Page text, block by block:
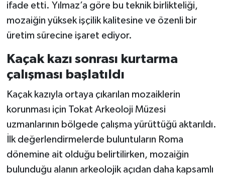
ifade etti. Yılmaz’a göre bu teknik birlikteliği,
mozaiğin yüksek işçilik kalitesine ve özenli bir
üretim sürecine işaret ediyor.
Kaçak kazı sonrası kurtarma
çalışması başlatıldı
Kaçak kazıyla ortaya çıkarılan mozaiklerin
korunması için Tokat Arkeoloji Müzesi
uzmanlarının bölgede çalışma yürüttüğü aktarıldı.
İlk değerlendirmelerde buluntuların Roma
dönemine ait olduğu belirtilirken, mozaiğin
bulunduğu alanın arkeolojik açıdan daha kapsamlı